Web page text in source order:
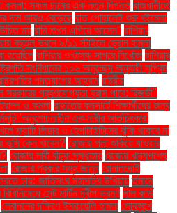
কমলা: সফল চাষের এক নতুন দিগন্ত রাজধানীতে
দাম আরও বেড়েছে রাত পোহালেই শুরু বইমেলা
নয় রানি তখন এগিয়ে আসেন" রাশিয়া-
বহুতল ভবনে ৯/১১ স্টাইলে ড্রোন হামলা
হয়েছিল রাশিয়ার ওখটস্ক সাগরে নিখোঁজ রাশিয়ার
সংবিধানের ১০৬ অনুচ্ছেদ অনুযায়ী সুপ্রিম
পদত্যাগের আহ্বান রাষ্ট্রীয়
গ্রহণযোগ্যতা হ্রাস পাবে: রিজভী"
ট্রাম্প ও কমলা রাহাতের কনসার্টে শিক্ষার্থীদের জন্য
'অনুশোচনাহীন এক নারীর আর্তচিৎকার'
ফ্যাটি লিভার ও হেপাটাইটিসের ঝুঁকি থাকবে না
ভুসি কেন খাবেন? রোজায় গলা শুকিয়ে যাওয়ার
রোজায় নারী বাঁচুক সুস্থতায় রোজার খাদ্যপণ্যে
রোজার প্রকার সমূহ জানুন রোনালদোই
চায়: জাতিসংঘ মহাসচিব উখিয়ায় র্তমানে
সেন্ট মার্টিন দ্বীপ ভ্রমণ লাল কার্ড
লেবাননের দক্ষিণে ইসরায়েলি হামলা লোকমুখে